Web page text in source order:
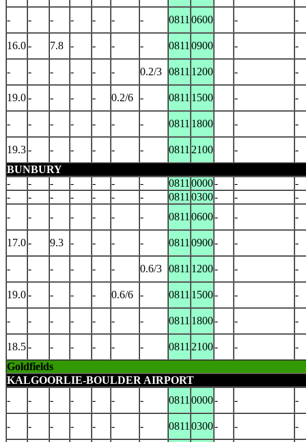
- - - - - - - 0811 0600 - -
16.0- 7.8 - - - - 0811 0900 - -
- - - - - - 0.2/3 0811 1200 - -
19.0- - - - 0.2/6 - 0811 1500 - -
- - - - - - - 0811 1800 - -
19.3- - - - - - 0811 2100 -
-
BUNBURY
-
- - - - - - 0811 0000- -
-
-
- - - - - - 0811 0300- -
-
-
- - - - - - 0811 0600- - -
17.0- 9.3 - - - - 0811 0900- - -
- - - - - - 0.6/3 0811 1200- - -
19.0- - - - 0.6/6 - 0811 1500- - -
- - - - - - - 0811 1800- - -
18.5- - - - - - 0811 2100- -
-
Goldfields
KALGOORLIE-BOULDER AIRPORT
-
- - - - - - 0811 0000- - -
- - - - - - - 0811 0300- - -